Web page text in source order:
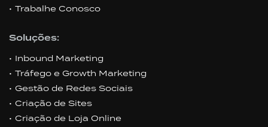
Trabalhe Conosco
Soluções:
Inbound Marketing
Tráfego e Growth Marketing
Gestão de Redes Sociais
Criação de Sites
Criação de Loja Online